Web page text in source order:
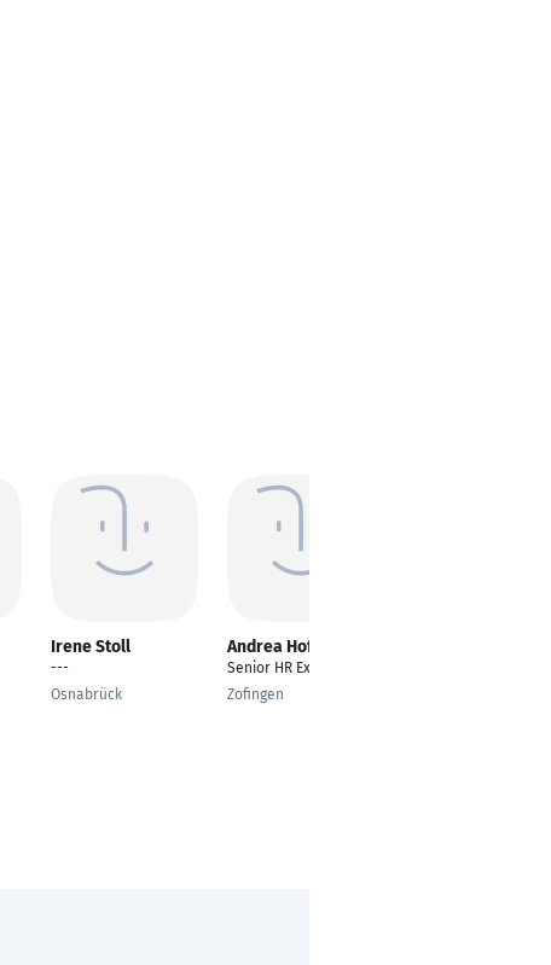
Irene Stoll
---
Osnabrück
Andrea Hofer
Senior HR Expert
Zofingen